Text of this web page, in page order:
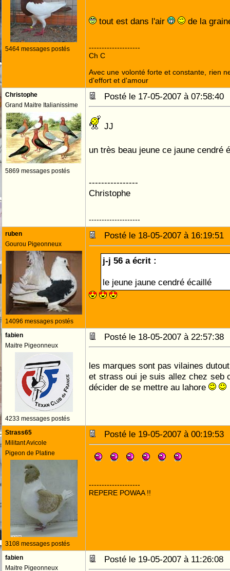
5464 messages postés
tout est dans l'air de la
--------------------
Ch C
Avec une volonté forte et constante, rien
d'effort et d'amour
Christophe
Grand Maitre Italianissime
5869 messages postés
Posté le 17-05-2007 à
JJ
un très beau jeune ce jaune cendré
----------------
Christophe
--------------------
ruben
Gourou Pigeonneux
14096 messages postés
Posté le 18-05-2007 à
j-j 56 a écrit :
le jeune jaune cendré écaillé
fabien
Maitre Pigeonneux
4233 messages postés
Posté le 18-05-2007 à
les marques sont pas vilaines
et strass oui je suis allez chez seb
décider de se mettre au lahore
Strass65
Militant Avicole
Pigeon de Platine
3108 messages postés
Posté le 19-05-2007 à
--------------------
REPERE POWAA !!
fabien
Maitre Pigeonneux
Posté le 19-05-2007 à